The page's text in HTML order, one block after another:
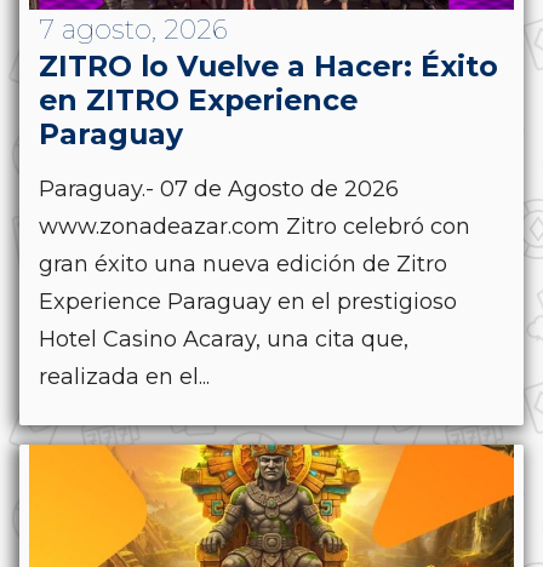
7 agosto, 2026
ZITRO lo Vuelve a Hacer: Éxito
en ZITRO Experience
Paraguay
Paraguay.- 07 de Agosto de 2026
www.zonadeazar.com Zitro celebró con
gran éxito una nueva edición de Zitro
Experience Paraguay en el prestigioso
Hotel Casino Acaray, una cita que,
realizada en el...